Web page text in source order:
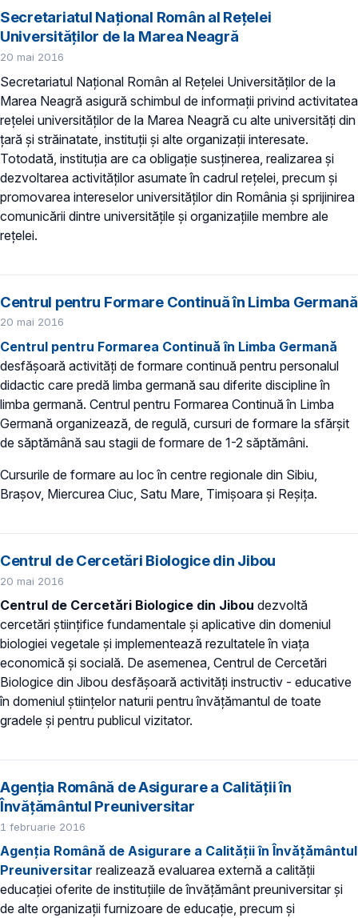
Secretariatul Naţional Român al Reţelei
Universităţilor de la Marea Neagră
20 mai 2016
Secretariatul Naţional Român al Reţelei Universităţilor de la
Marea Neagră asigură schimbul de informații privind activitatea
rețelei universităților de la Marea Neagră cu alte universități din
țară și străinatate, instituții și alte organizații interesate.
Totodată, instituția are ca obligație susținerea, realizarea și
dezvoltarea activităților asumate în cadrul rețelei, precum și
promovarea intereselor universităților din România și sprijinirea
comunicării dintre universitățile și organizațiile membre ale
rețelei.
Centrul pentru Formare Continuă în Limba Germană
20 mai 2016
Centrul pentru Formarea Continuă în Limba Germană
desfăşoară activităţi de formare continuă pentru personalul
didactic care predă limba germană sau diferite discipline în
limba germană. Centrul pentru Formarea Continuă în Limba
Germană organizează, de regulă, cursuri de formare la sfărşit
de săptămână sau stagii de formare de 1-2 săptămâni.
Cursurile de formare au loc în centre regionale din Sibiu,
Braşov, Miercurea Ciuc, Satu Mare, Timişoara și Reşiţa.
Centrul de Cercetări Biologice din Jibou
20 mai 2016
Centrul de Cercetări Biologice din Jibou dezvoltă
cercetări ştiinţifice fundamentale şi aplicative din domeniul
biologiei vegetale şi implementează rezultatele în viaţa
economică şi socială. De asemenea, Centrul de Cercetări
Biologice din Jibou desfăşoară activităţi instructiv - educative
în domeniul ştiinţelor naturii pentru învăţămantul de toate
gradele şi pentru publicul vizitator.
Agenția Română de Asigurare a Calității în
Învățământul Preuniversitar
1 februarie 2016
Agenția Română de Asigurare a Calității în Învățământul
Preuniversitar realizează evaluarea externă a calităţii
educaţiei oferite de instituţiile de învăţământ preuniversitar şi
de alte organizaţii furnizoare de educaţie, precum și